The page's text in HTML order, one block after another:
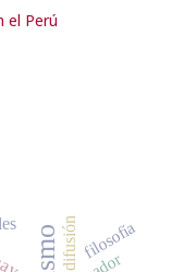
el Perú
difusión filosofía